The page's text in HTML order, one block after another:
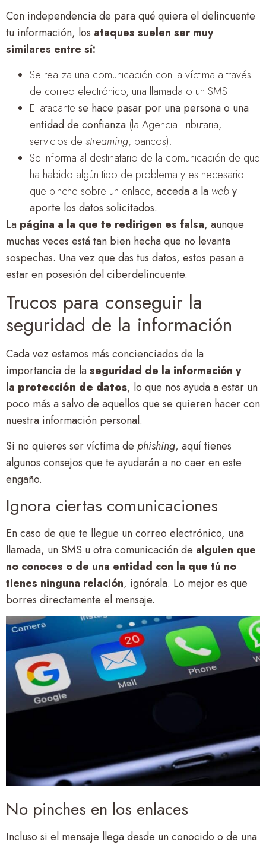
Con independencia de para qué quiera el delincuente
tu información, los ataques suelen ser muy
similares entre sí:
Se realiza una comunicación con la víctima a través
de correo electrónico, una llamada o un SMS.
El atacante se hace pasar por una persona o una
entidad de confianza (la Agencia Tributaria,
servicios de streaming, bancos).
Se informa al destinatario de la comunicación de que
ha habido algún tipo de problema y es necesario
que pinche sobre un enlace, acceda a la weby
aporte los datos solicitados.
La página a la que te redirigen es falsa, aunque
muchas veces está tan bien hecha que no levanta
sospechas. Una vez que das tus datos, estos pasan a
estar en posesión del ciberdelincuente.
Trucos para conseguir la
seguridad de la información
Cada vez estamos más concienciados de la
importancia de laseguridad de la información y
la protección de datos, lo que nos ayuda a estar un
poco más a salvo de aquellos que se quieren hacer con
nuestra información personal.
Si no quieres ser víctima de phishing, aquí tienes
algunos consejos que te ayudarán a no caer en este
engaño.
Ignora ciertas comunicaciones
En caso de que te llegue un correo electrónico, una
llamada, un SMS u otra comunicación de alguien que
no conoces o de una entidad con la que tú no
tienes ninguna relación, ignórala. Lo mejor es que
borres directamente el mensaje.
No pinches en los enlaces
Incluso si el mensaje llega desde un conocido o de una